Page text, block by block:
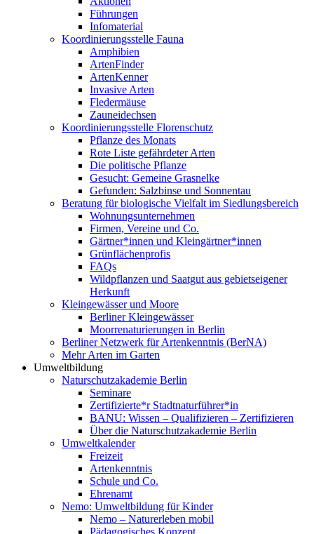
Führungen
Infomaterial
Koordinierungsstelle Fauna
Amphibien
ArtenFinder
ArtenKenner
Invasive Arten
Fledermäuse
Zauneidechsen
Koordinierungsstelle Florenschutz
Pflanze des Monats
Rote Liste gefährdeter Arten
Die politische Pflanze
Gesucht: Gemeine Grasnelke
Gefunden: Salzbinse und Sonnentau
Beratung für biologische Vielfalt im Siedlungsbereich
Wohnungsunternehmen
Firmen, Vereine und Co.
Gärtner*innen und Kleingärtner*innen
Grünflächenprofis
FAQs
Wildpflanzen und Saatgut aus gebietseigener
Herkunft
Kleingewässer und Moore
Berliner Kleingewässer
Moorrenaturierungen in Berlin
Berliner Netzwerk für Artenkenntnis (BerNA)
Mehr Arten im Garten
Umweltbildung
Naturschutzakademie Berlin
Seminare
Zertifizierte*r Stadtnaturführer*in
BANU: Wissen – Qualifizieren – Zertifizieren
Über die Naturschutzakademie Berlin
Umweltkalender
Freizeit
Artenkenntnis
Schule und Co.
Ehrenamt
Nemo: Umweltbildung für Kinder
Nemo – Naturerleben mobil
Pädagogisches Konzept